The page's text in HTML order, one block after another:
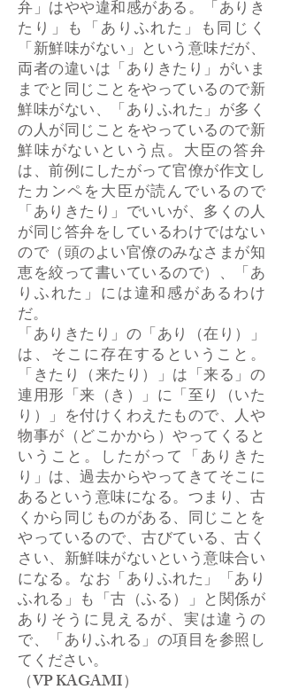
弁」はやや違和感がある。「ありき
たり」も「ありふれた」も同じく
「新鮮味がない」という意味だが、
両者の違いは「ありきたり」がいま
までと同じことをやっているので新
鮮味がない、「ありふれた」が多く
の人が同じことをやっているので新
鮮味がないという点。大臣の答弁
は、前例にしたがって官僚が作文し
たカンペを大臣が読んでいるので
「ありきたり」でいいが、多くの人
が同じ答弁をしているわけではない
ので（頭のよい官僚のみなさまが知
恵を絞って書いているので）、「あ
りふれた」には違和感があるわけ
だ。
「ありきたり」の「あり（在り）」
は、そこに存在するということ。
「きたり（来たり）」は「来る」の
連用形「来（き）」に「至り（いた
り）」を付けくわえたもので、人や
物事が（どこかから）やってくると
いうこと。したがって「ありきた
り」は、過去からやってきてそこに
あるという意味になる。つまり、古
くから同じものがある、同じことを
やっているので、古びている、古く
さい、新鮮味がないという意味合い
になる。なお「ありふれた」「あり
ふれる」も「古（ふる）」と関係が
ありそうに見えるが、実は違うの
で、「ありふれる」の項目を参照し
てください。
​（VP KAGAMI）